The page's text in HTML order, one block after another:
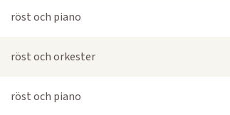
röst och piano
röst och orkester
röst och piano